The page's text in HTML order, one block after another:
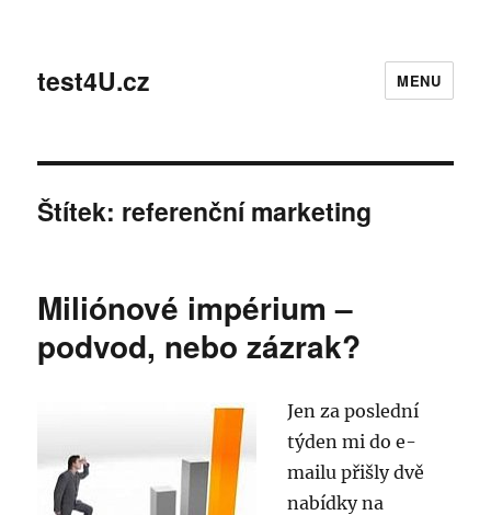
test4U.cz MENU
Štítek: referenční marketing
Miliónové impérium –
podvod, nebo zázrak?
Jen za poslední
týden mi do e-
mailu přišly dvě
nabídky na